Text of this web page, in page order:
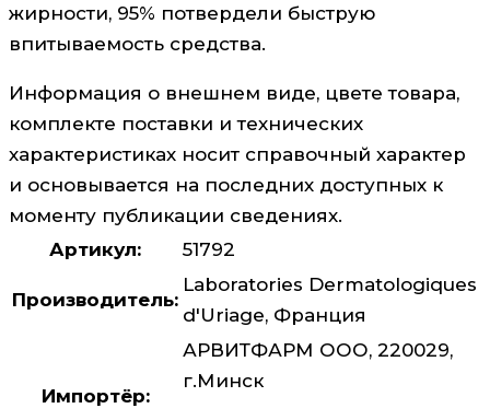
жирности, 95% потвердели быструю
впитываемость средства.
Информация о внешнем виде, цвете товара,
комплекте поставки и технических
характеристиках носит справочный характер
и основывается на последних доступных к
моменту публикации сведениях.
Артикул:
51792
Производитель:
Laboratories Dermatologiques
d'Uriage, Франция
Импортёр:
АРВИТФАРМ ООО, 220029,
г.Минск